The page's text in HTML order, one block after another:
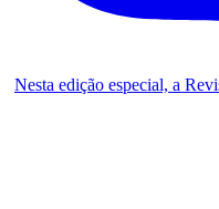
Nesta edição especial, a